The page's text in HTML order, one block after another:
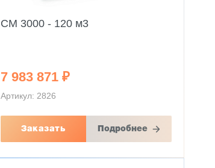
CM 3000 - 120 м3
7 983 871 ₽
Артикул: 2826
Заказать Подробнее